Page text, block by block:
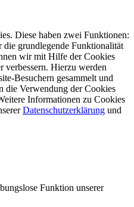
Diese haben zwei Funktionen:
grundlegende Funktionalität
wir mit Hilfe der Cookies
verbessern. Hierzu werden
Besuchern gesammelt und
die Verwendung der Cookies
Informationen zu Cookies
Datenschutzerklärung und
Funktion unserer